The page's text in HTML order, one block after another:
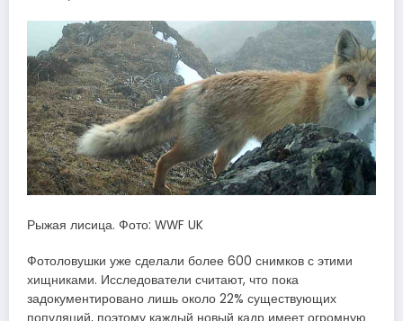
Рыжая лисица. Фото: WWF UK
Фотоловушки уже сделали более 600 снимков с этими
хищниками. Исследователи считают, что пока
задокументировано лишь около 22% существующих